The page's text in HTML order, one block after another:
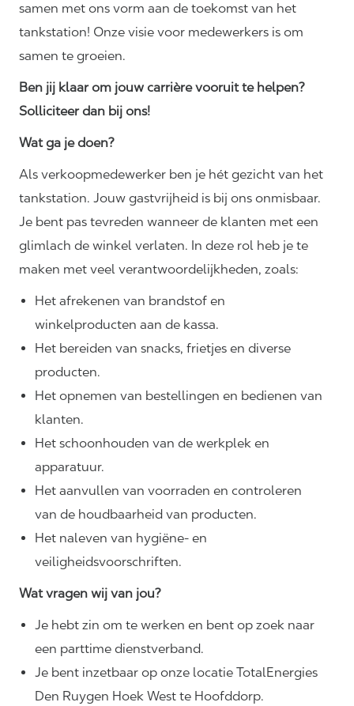
samen met ons vorm aan de toekomst van het
tankstation! Onze visie voor medewerkers is om
samen te groeien.
Ben jij klaar om jouw carrière vooruit te helpen?
Solliciteer dan bij ons!
Wat ga je doen?
Als verkoopmedewerker ben je hét gezicht van het
tankstation. Jouw gastvrijheid is bij ons onmisbaar.
Je bent pas tevreden wanneer de klanten met een
glimlach de winkel verlaten. In deze rol heb je te
maken met veel verantwoordelijkheden, zoals:
Het afrekenen van brandstof en
winkelproducten aan de kassa.
Het bereiden van snacks, frietjes en diverse
producten.
Het opnemen van bestellingen en bedienen van
klanten.
Het schoonhouden van de werkplek en
apparatuur.
Het aanvullen van voorraden en controleren
van de houdbaarheid van producten.
Het naleven van hygiëne- en
veiligheidsvoorschriften.
Wat vragen wij van jou?
Je hebt zin om te werken en bent op zoek naar
een parttime dienstverband.
Je bent inzetbaar op onze locatie TotalEnergies
Den Ruygen Hoek West te Hoofddorp.